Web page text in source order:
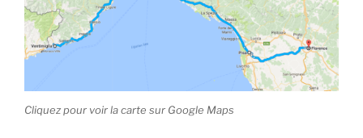
Cliquez pour voir la carte sur Google Maps